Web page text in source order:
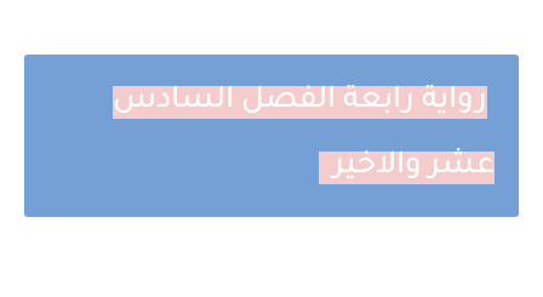
رواية رابعة الفصل السادس
عشر والاخير